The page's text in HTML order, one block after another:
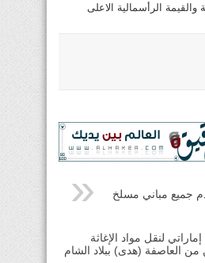
الرأسمالية الاعلى
جميع مباني مسلخ
لنقل مواد الإغاثة
من العاصفة (هدى) ببلاد الشام